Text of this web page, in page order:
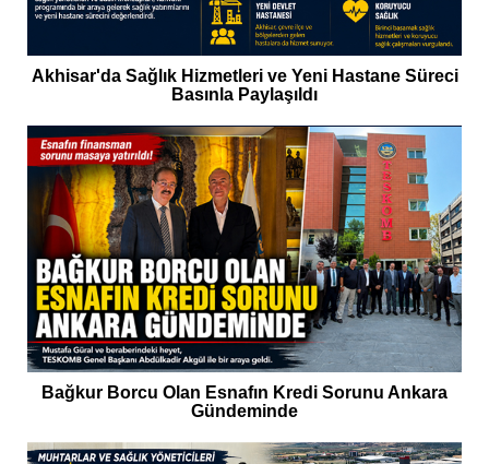
Akhisar'da Sağlık Hizmetleri ve Yeni Hastane Süreci
Basınla Paylaşıldı
Bağkur Borcu Olan Esnafın Kredi Sorunu Ankara
Gündeminde